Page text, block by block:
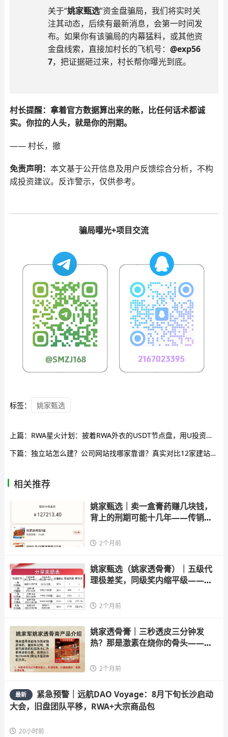
关于“姚家甄选”资金盘骗局，我们将实时关
注其动态，后续有最新消息，会第一时间发
布。如果你有该骗局的内幕猛料，或其他资
金盘线索，直接加村长的飞机号： @exp56
7，把证据砸过来，村长帮你曝光到底。
村长提醒：拿着官方数据算出来的账，比任何话术都诚
实。你拉的人头，就是你的刑期。
—— 村长，撤
免责声明： 本文基于公开信息及用户反馈综合分析，不构
成投资建议。反诈警示，仅供参考。
骗局曝光+项目交流
标签： 姚家甄选
上篇： RWA星火计划：披着RWA外衣的USDT节点盘，用U投资就是被割
下篇： 独立站怎么建？公司网站找哪家靠谱？真实对比12家建站服务商
相关推荐
姚家甄选｜卖一盒膏药赚几块钱，
背上的刑期可能十几年——传销组
2个月前
姚家甄选（姚家透骨膏）｜五级代
理极差奖，同级奖内缩平级——这
2个月前
姚家透骨膏｜三秒透皮三分钟发
热？那是激素在烧你的骨头——健
2个月前
最新
紧急预警｜远航DAO Voyage：8月下旬长沙启动
大会，旧盘团队平移，RWA+大宗商品包
20小时前